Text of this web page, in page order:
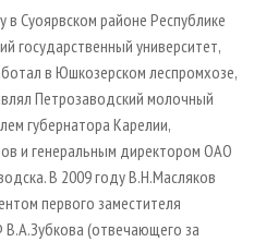
Суоярвском районе Республике
государственный университет,
в Юшкозерском леспромхозе,
Петрозаводский молочный
губернатора Карелии,
и генеральным директором ОАО
В 2009 году В.Н.Масляков
первого заместителя
(отвечающего за